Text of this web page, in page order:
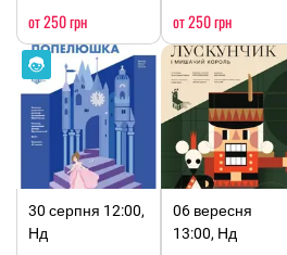
от 250 грн от 250 грн
30 серпня 12:00,
Нд
06 вересня
13:00, Нд